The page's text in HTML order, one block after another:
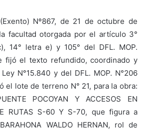
Nº867, de 21 de octubre de
facultad otorgada por el artículo 3°
14° letra e) y 105° del DFL. MOP.
fijó el texto refundido, coordinado y
N°15.840 y del DFL. MOP. N°206
el lote de terreno N° 21, para la obra:
POCOYAN Y ACCESOS EN
RUTAS S-60 Y S-70, que figura a
WALDO HERNAN, rol de